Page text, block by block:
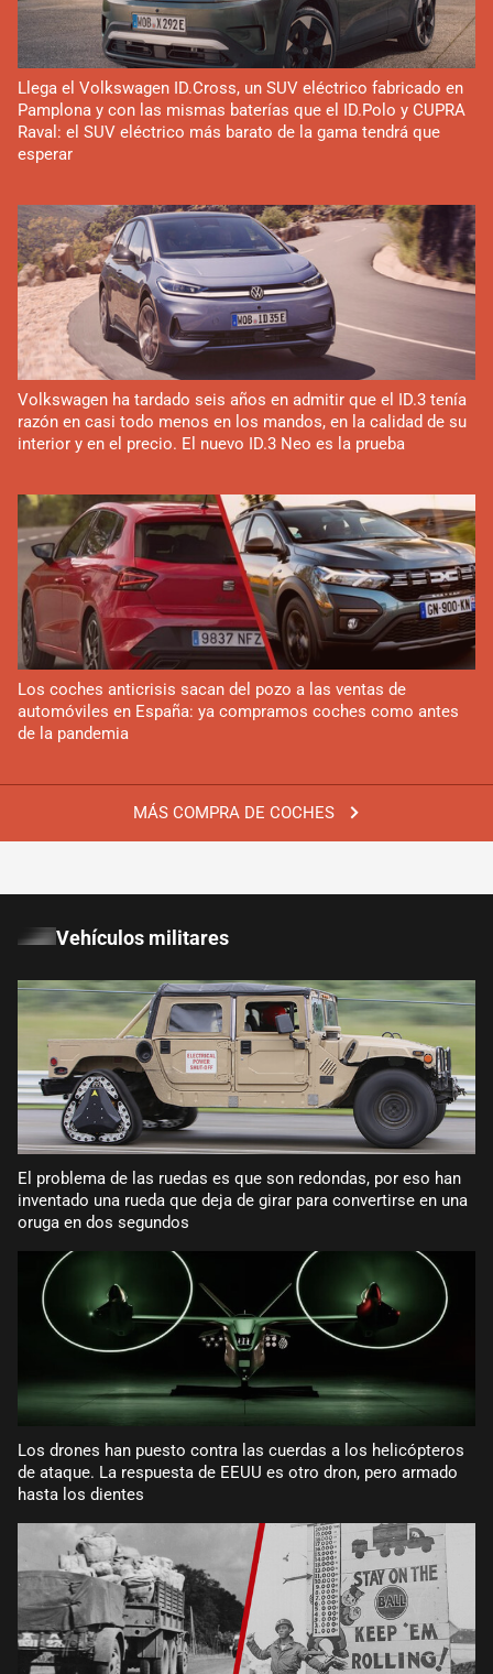
MÁS COMPRA DE COCHES
Llega el Volkswagen ID.Cross, un SUV eléctrico fabricado en
Pamplona y con las mismas baterías que el ID.Polo y CUPRA
Raval: el SUV eléctrico más barato de la gama tendrá que
esperar
Volkswagen ha tardado seis años en admitir que el ID.3 tenía
razón en casi todo menos en los mandos, en la calidad de su
interior y en el precio. El nuevo ID.3 Neo es la prueba
Los coches anticrisis sacan del pozo a las ventas de
automóviles en España: ya compramos coches como antes
de la pandemia
Vehículos militares
El problema de las ruedas es que son redondas, por eso han
inventado una rueda que deja de girar para convertirse en una
oruga en dos segundos
Los drones han puesto contra las cuerdas a los helicópteros
de ataque. La respuesta de EEUU es otro dron, pero armado
hasta los dientes